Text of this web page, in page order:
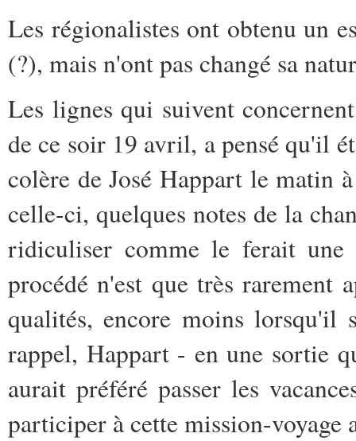
Les régionalistes ont obtenu un
(?), mais n'ont pas changé sa
Les lignes qui suivent
de ce soir 19 avril, a pensé qu'il
colère de José Happart le matin
celle-ci, quelques notes de la
ridiculiser comme le ferait
procédé n'est que très rarement
qualités, encore moins lorsqu'il
rappel, Happart - en une sortie
aurait préféré passer les
participer à cette mission-voyage